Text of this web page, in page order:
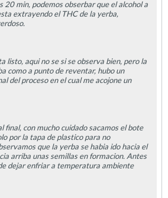
20 min, podemos obserbar que el alcohol a
extrayendo el THC de la yerba,
listo, aqui no se si se observa bien, pero la
como a punto de reventar, hubo un
del proceso en el cual me acojone un
final, con mucho cuidado sacamos el bote
por la tapa de plastico para no
que la yerba se habia ido hacia el
arriba unas semillas en formacion. Antes
dejar enfriar a temperatura ambiente